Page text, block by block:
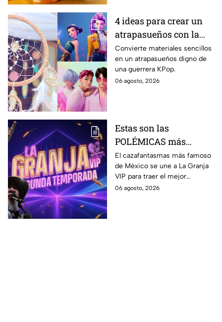
4 ideas para crear un
atrapasueños con la
estética de KPop
Demon Hunters
Convierte materiales sencillos
en un atrapasueños digno de
una guerrera KPop.
06 agosto, 2026
Estas son las
POLÉMICAS más
fuertes que ha tenido
Carlos Trejo, el primer
granjero de La Granja
VIP Segunda
El cazafantasmas más famoso
de México se une a La Granja
VIP para traer el mejor
contenido, pero antes de
06 agosto, 2026